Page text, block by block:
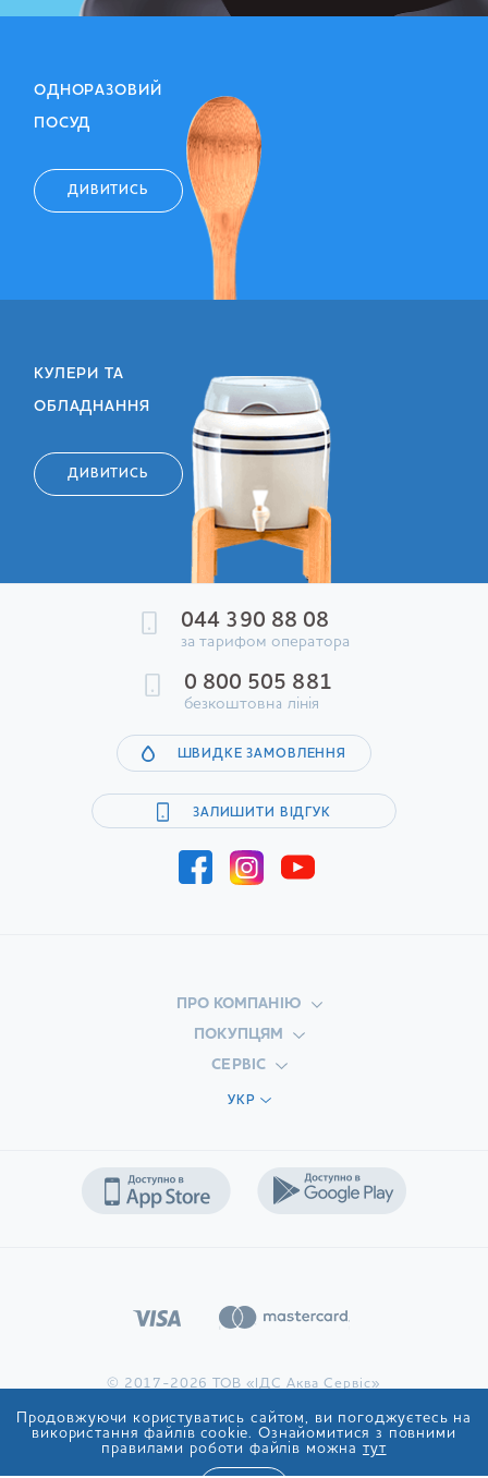
ОДНОРАЗОВИЙ
ПОСУД
ДИВИТИСЬ
КУЛЕРИ ТА
ОБЛАДНАННЯ
ДИВИТИСЬ
044 390 88 08
за тарифом оператора
0 800 505 881
безкоштовна лінія
ШВИДКЕ ЗАМОВЛЕННЯ
ЗАЛИШИТИ ВІДГУК
ПРО КОМПАНІЮ
ПОКУПЦЯМ
СЕРВІС
УКР
© 2017-2026 ТОВ «ІДС Аква Сервіс»
Продовжуючи користуватись сайтом, ви погоджуєтесь на
використання файлів cookie. Ознайомитися з повними
правилами роботи файлів можна тут